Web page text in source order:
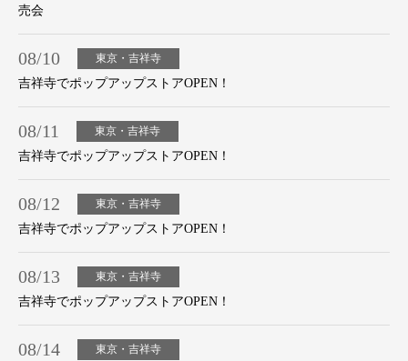
売会
08/10 東京・吉祥寺
吉祥寺でポップアップストアOPEN！
08/11 東京・吉祥寺
吉祥寺でポップアップストアOPEN！
08/12 東京・吉祥寺
吉祥寺でポップアップストアOPEN！
08/13 東京・吉祥寺
吉祥寺でポップアップストアOPEN！
08/14 東京・吉祥寺